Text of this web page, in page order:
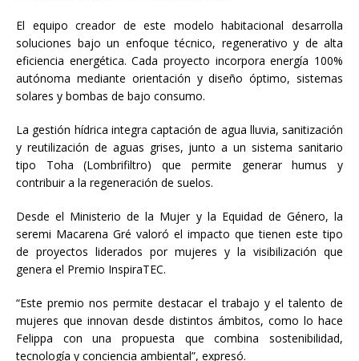
El equipo creador de este modelo habitacional desarrolla
soluciones bajo un enfoque técnico, regenerativo y de alta
eficiencia energética. Cada proyecto incorpora energía 100%
autónoma mediante orientación y diseño óptimo, sistemas
solares y bombas de bajo consumo.
La gestión hídrica integra captación de agua lluvia, sanitización
y reutilización de aguas grises, junto a un sistema sanitario
tipo Toha (Lombrifiltro) que permite generar humus y
contribuir a la regeneración de suelos.
Desde el Ministerio de la Mujer y la Equidad de Género, la
seremi Macarena Gré valoró el impacto que tienen este tipo
de proyectos liderados por mujeres y la visibilización que
genera el Premio InspiraTEC.
“Este premio nos permite destacar el trabajo y el talento de
mujeres que innovan desde distintos ámbitos, como lo hace
Felippa con una propuesta que combina sostenibilidad,
tecnología y conciencia ambiental”, expresó.